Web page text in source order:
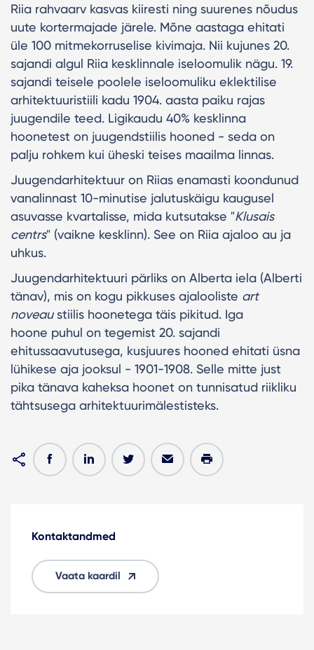
Riia rahvaarv kasvas kiiresti ning suurenes nõudus
uute kortermajade järele. Mõne aastaga ehitati
üle 100 mitmekorruselise kivimaja. Nii kujunes 20.
sajandi algul Riia kesklinnale iseloomulik nägu. 19.
sajandi teisele poolele iseloomuliku eklektilise
arhitektuuristiili kadu 1904. aasta paiku rajas
juugendile teed. Ligikaudu 40% kesklinna
hoonetest on juugendstiilis hooned - seda on
palju rohkem kui üheski teises maailma linnas.
Juugendarhitektuur on Riias enamasti koondunud
vanalinnast 10-minutise jalutuskäigu kaugusel
asuvasse kvartalisse, mida kutsutakse "Klusais
centrs" (vaikne kesklinn). See on Riia ajaloo au ja
uhkus.
Juugendarhitektuuri pärliks on Alberta iela (Alberti
tänav), mis on kogu pikkuses ajalooliste art
noveaustiilis hoonetega täis pikitud. Iga
hoone puhul on tegemist 20. sajandi
ehitussaavutusega, kusjuures hooned ehitati üsna
lühikese aja jooksul - 1901-1908. Selle mitte just
pika tänava kaheksa hoonet on tunnisatud riikliku
tähtsusega arhitektuurimälestisteks.
Kontaktandmed
Vaata kaardil